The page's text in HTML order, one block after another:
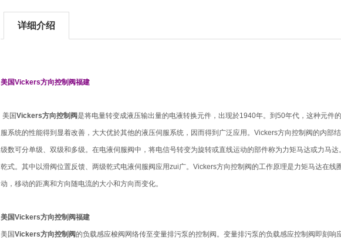
详细介绍
美国Vickers方向控制阀福建
美国Vickers方向控制阀是将电量转变成液压输出量的电液转换元件，出现於1940年。到50年代，这种元件
服系统的性能得到显着改善，大大优於其他的液压伺服系统，因而得到广泛应用。Vickers方向控制阀的内部
级数可分单级、双级和多级。在电液伺服阀中，将电信号转变为旋转或直线运动的部件称为力矩马达或力马
乾式。其中以滑阀位置反馈、两级乾式电液伺服阀应用zui广。Vickers方向控制阀的工作原理是力矩马达在
动，移动的距离和方向随电流的大小和方向而变化。
美国Vickers方向控制阀福建
美国Vickers方向控制阀的负载感应梭阀网络传至变量排污泵的控制阀。变量排污泵的负载感应控制阀即刻